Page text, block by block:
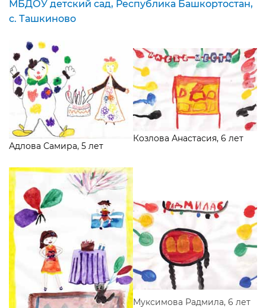
МБДОУ детский сад, Республика Башкортостан,
с. Ташкиново
Адлова Самира, 5 лет
Козлова Анастасия, 6 лет
Муксимова Радмила, 6 лет